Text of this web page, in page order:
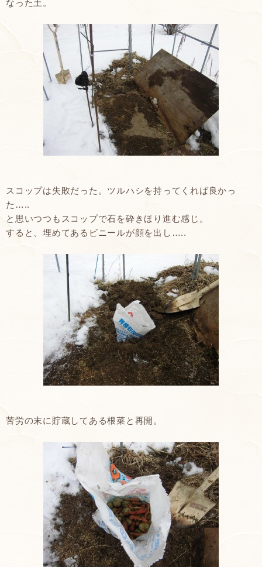
なった土。
スコップは失敗だった。ツルハシを持ってくれば良かっ
た…..
と思いつつもスコップで石を砕きほり進む感じ。
すると、埋めてあるビニールが顔を出し…..
苦労の末に貯蔵してある根菜と再開。